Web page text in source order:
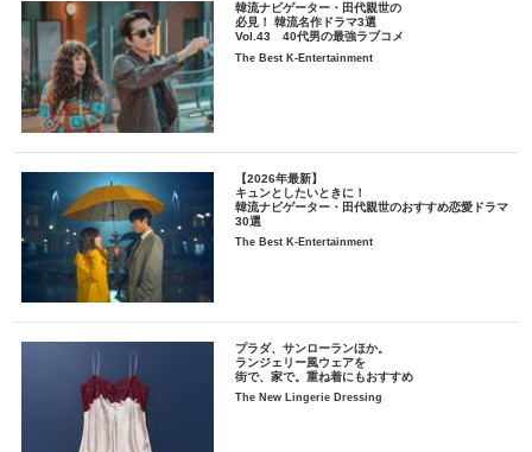
韓流ナビゲーター・田代親世の
必見！ 韓流名作ドラマ3選
Vol.43 40代男の最強ラブコメ
The Best K-Entertainment
【2026年最新】
キュンとしたいときに！
韓流ナビゲーター・田代親世のおすすめ恋愛ドラマ
30選
The Best K-Entertainment
プラダ、サンローランほか。
ランジェリー風ウェアを
街で、家で。重ね着にもおすすめ
The New Lingerie Dressing